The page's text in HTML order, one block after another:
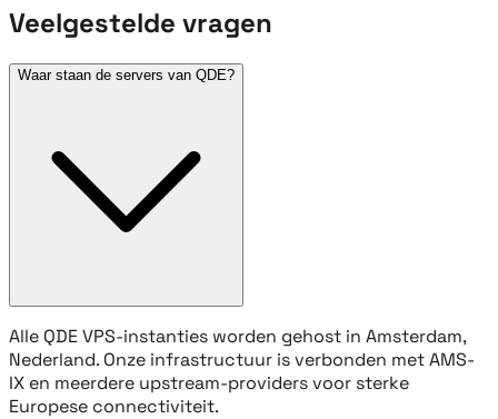
Veelgestelde vragen
Waar staan de servers van QDE?
Alle QDE VPS-instanties worden gehost in Amsterdam,
Nederland. Onze infrastructuur is verbonden met AMS-
IX en meerdere upstream-providers voor sterke
Europese connectiviteit.